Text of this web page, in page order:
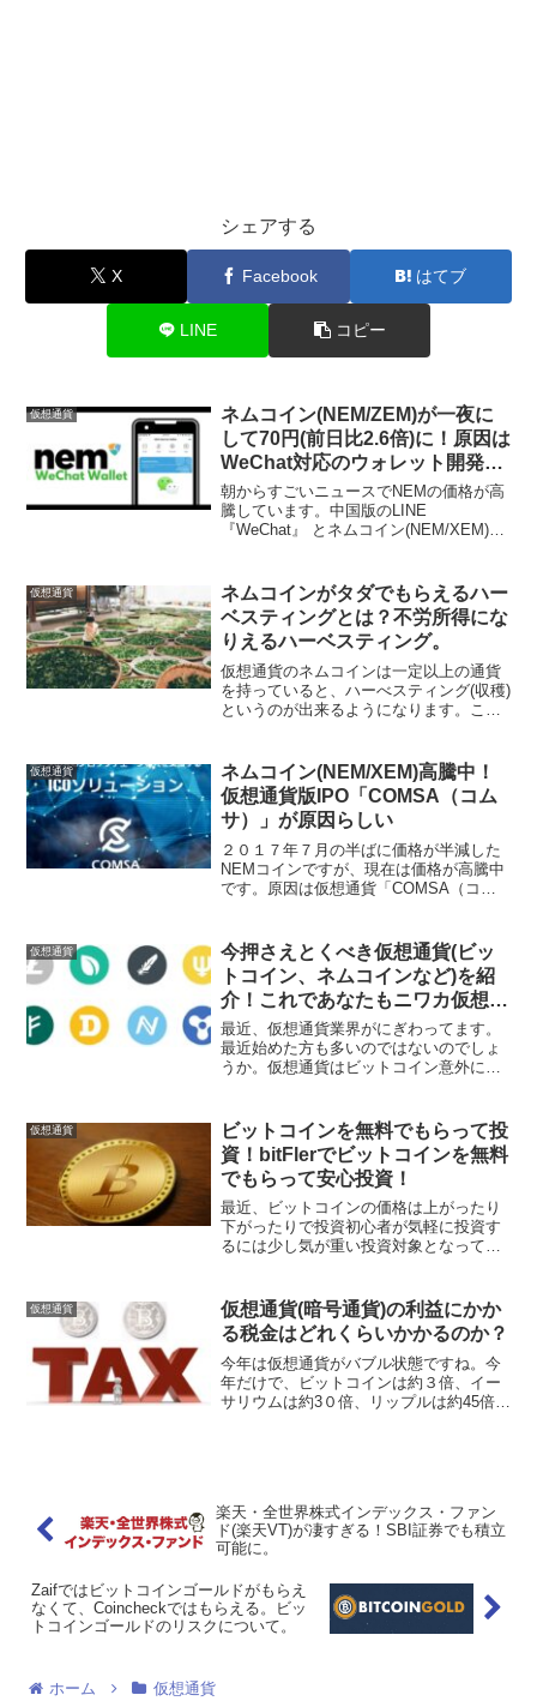
シェアする
X Facebook はてブ
LINE コピー
仮想通貨
ネムコイン(NEM/ZEM)が一夜に
して70円(前日比2.6倍)に！原因は
WeChat対応のウォレット開発が
原因らしい。
朝からすごいニュースでNEMの価格が高
騰しています。中国版のLINE
『WeChat』 とネムコイン(NEM/XEM)が
WeChatとNEMで提携ではな...
仮想通貨
ネムコインがタダでもらえるハー
ベスティングとは？不労所得にな
りえるハーベスティング。
仮想通貨のネムコインは一定以上の通貨
を持っていると、ハーべスティング(収穫)
というのが出来るようになります。この
素晴らしいシステムです(これだけ聞くと
怪しいですが笑)。...
仮想通貨
ネムコイン(NEM/XEM)高騰中！
仮想通貨版IPO「COMSA（コム
サ）」が原因らしい
２０１７年７月の半ばに価格が半減した
NEMコインですが、現在は価格が高騰中
です。原因は仮想通貨「COMSA（コム
ベント)みたいなものです。)COMSAにつ
いて...
仮想通貨
今押さえとくべき仮想通貨(ビッ
トコイン、ネムコインなど)を紹
介！これであなたもニワカ仮想通
貨投資家！
最近、仮想通貨業界がにぎわってます。
最近始めた方も多いのではないのでしょ
うか。仮想通貨はビットコイン意外にも
想通貨に投資をする人の多くは「仮想通
貨の仕組みはよく分か...
仮想通貨
ビットコインを無料でもらって投
資！bitFlerでビットコインを無料
でもらって安心投資！
最近、ビットコインの価格は上がったり
下がったりで投資初心者が気軽に投資す
るには少し気が重い投資対象となってし
がれば精神的にしんどいです...。最近
bitFlyer経由で...
仮想通貨
仮想通貨(暗号通貨)の利益にかか
る税金はどれくらいかかるのか？
今年は仮想通貨がバブル状態ですね。今
年だけで、ビットコインは約３倍、イー
サリウムは約3０倍、リップルは約45倍の
楽天・全世界株式インデックス・ファン
ド(楽天VT)が凄すぎる！SBI証券でも積立
可能に。
Zaifではビットコインゴールドがもらえ
なくて、Coincheckではもらえる。ビッ
トコインゴールドのリスクについて。
ホーム 仮想通貨